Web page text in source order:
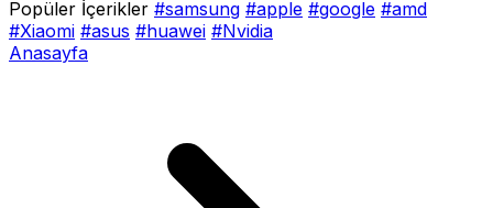
Popüler İçerikler #samsung #apple #google #amd
#Xiaomi #asus #huawei #Nvidia
Anasayfa